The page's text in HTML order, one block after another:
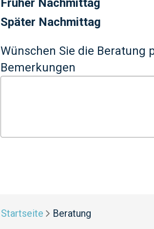
Früher Nachmittag
Später Nachmittag
Wünschen Sie die Beratung
Bemerkungen
Startseite Beratung